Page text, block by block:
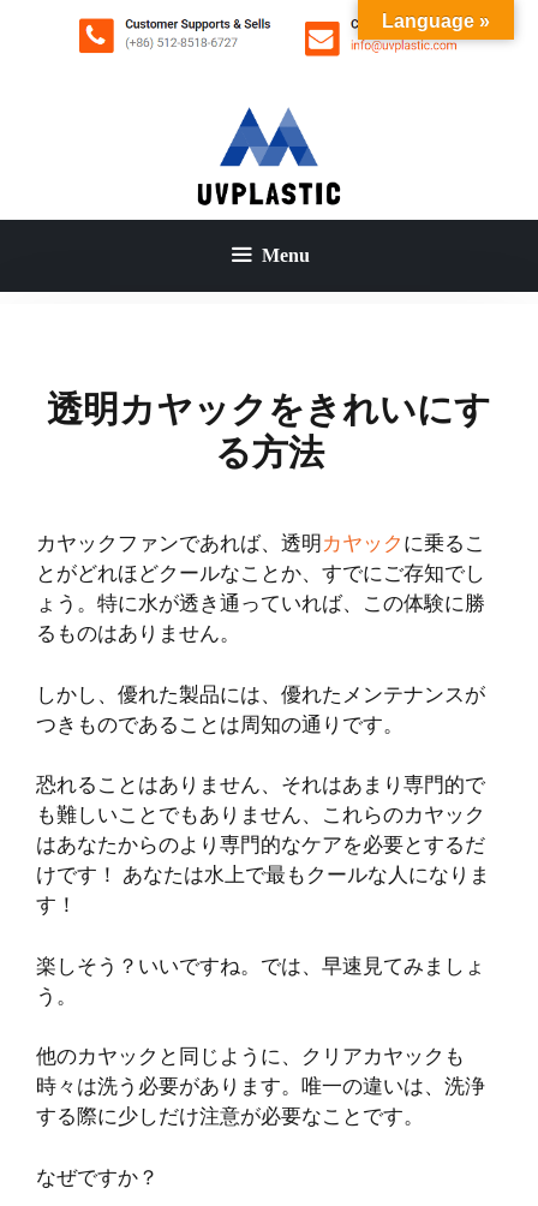
キ
Menu
透明カヤックをきれいにす
る方法
カヤックファンであれば、透明 カヤック に乗るこ
とがどれほどクールなことか、すでにご存知でし
ょう。特に水が透き通っていれば、この体験に勝
るものはありません。
しかし、優れた製品には、優れたメンテナンスが
つきものであることは周知の通りです。
恐れることはありません、それはあまり専門的で
も難しいことでもありません、これらのカヤック
はあなたからのより専門的なケアを必要とするだ
けです！ あなたは水上で最もクールな人になりま
す！
楽しそう？いいですね。では、早速見てみましょ
う。
他のカヤックと同じように、クリアカヤックも
時々は洗う必要があります。唯一の違いは、洗浄
する際に少しだけ注意が必要なことです。
なぜですか？
Language »